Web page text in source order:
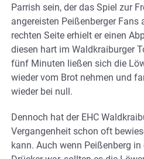
Parrish sein, der das Spiel zur
angereisten Peißenberger Fans
rechten Seite erhielt er einen
diesen hart im Waldkraiburger
fünf Minuten ließen sich die
wieder vom Brot nehmen und
wieder bei null.
Dennoch hat der EHC
Vergangenheit schon oft
kann. Auch wenn Peißenberg